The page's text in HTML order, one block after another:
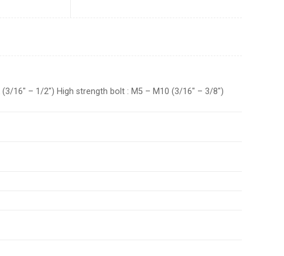
16″ – 1/2″) High strength bolt : M5 – M10 (3/16″ – 3/8″)